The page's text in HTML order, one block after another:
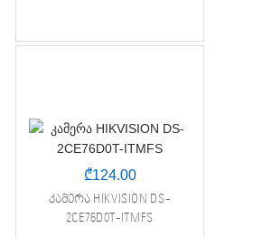
₾124.00
კამერა HIKVISION DS-
2CE76D0T-ITMFS